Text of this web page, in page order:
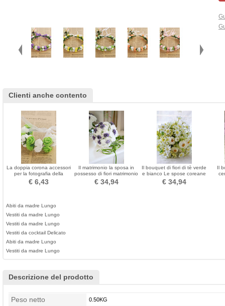
Clienti anche contento
La doppia corona accessori
per la fotografia della
corona della sposa dei
capelli
€ 6,43
Il matrimonio la sposa in
possesso di fiori matrimonio
matrimonio PE
€ 34,94
Il bouquet di fiori di tè verde
e bianco Le spose coreane
hanno sposato la
simulazione
€ 34,94
Il
Abiti da madre Lungo
Vestiti da madre Lungo
Vestiti da madre Lungo
Vestiti da cocktail Delicato
Abiti da madre Lungo
Vestiti da madre Lungo
Descrizione del prodotto
Peso netto 0.50KG